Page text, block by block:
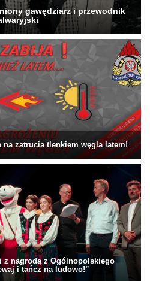
gawędziarz i przewodnik
na zatrucia tlenkiem węgla latem!
z nagrodą z Ogólnopolskiego
i tańcz na ludowo!”